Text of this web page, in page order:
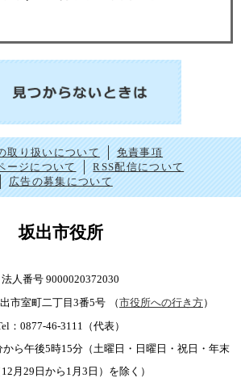
取り扱いについて
免責事項
ージについて
RSS配信について
広告の募集について
坂出市役所
法人番号 9000020372030
市室町二丁目3番5号
（市役所への行き方）
：0877-46-3111（代表）
ら午後5時15分（土曜日・日曜日・祝日・年末
月29日から1月3日）を除く）